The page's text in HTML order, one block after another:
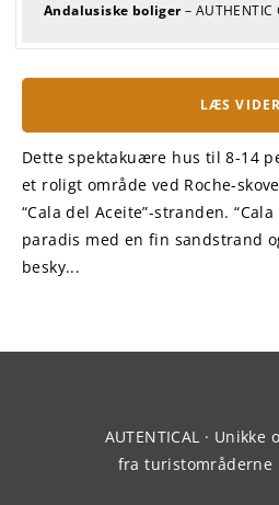
Andalusiske boliger– AUTHENTIC
LÆS
Dette spektakuære hus til 8-14
et roligt område ved Roche-
“Cala del Aceite”-stranden.
paradis med en fin sandstrand
besky...
AUTENTICAL ·
fra turistområderne